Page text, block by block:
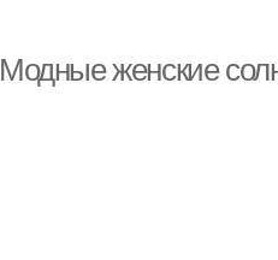
Модные женские